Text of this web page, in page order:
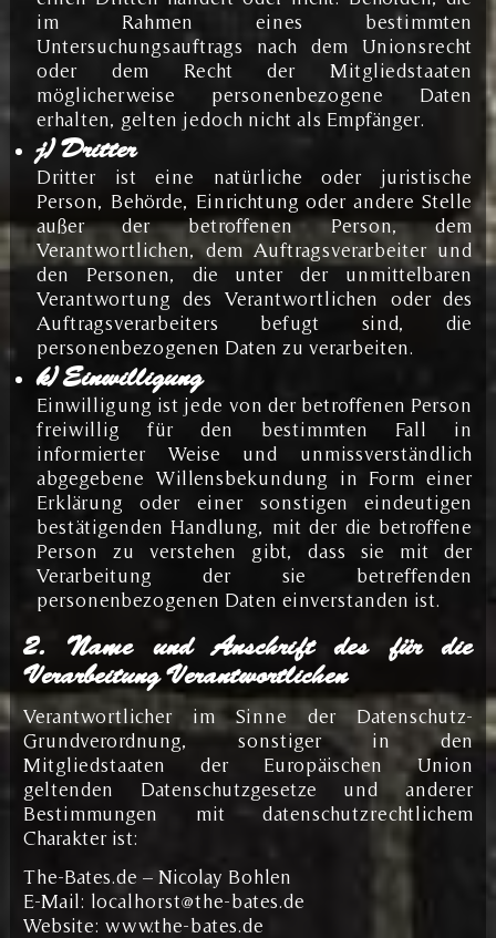
im Rahmen eines bestimmten
Untersuchungsauftrags nach dem Unionsrecht
oder dem Recht der Mitgliedstaaten
möglicherweise personenbezogene Daten
erhalten, gelten jedoch nicht als Empfänger.
j) Dritter
Dritter ist eine natürliche oder juristische
Person, Behörde, Einrichtung oder andere Stelle
außer der betroffenen Person, dem
Verantwortlichen, dem Auftragsverarbeiter und
den Personen, die unter der unmittelbaren
Verantwortung des Verantwortlichen oder des
Auftragsverarbeiters befugt sind, die
personenbezogenen Daten zu verarbeiten.
k) Einwilligung
Einwilligung ist jede von der betroffenen Person
freiwillig für den bestimmten Fall in
informierter Weise und unmissverständlich
abgegebene Willensbekundung in Form einer
Erklärung oder einer sonstigen eindeutigen
bestätigenden Handlung, mit der die betroffene
Person zu verstehen gibt, dass sie mit der
Verarbeitung der sie betreffenden
personenbezogenen Daten einverstanden ist.
2. Name und Anschrift des für die
Verarbeitung Verantwortlichen
Verantwortlicher im Sinne der Datenschutz-
Grundverordnung, sonstiger in den
Mitgliedstaaten der Europäischen Union
geltenden Datenschutzgesetze und anderer
Bestimmungen mit datenschutzrechtlichem
Charakter ist:
The-Bates.de – Nicolay Bohlen
E-Mail: localhorst@the-bates.de
Website: www.the-bates.de